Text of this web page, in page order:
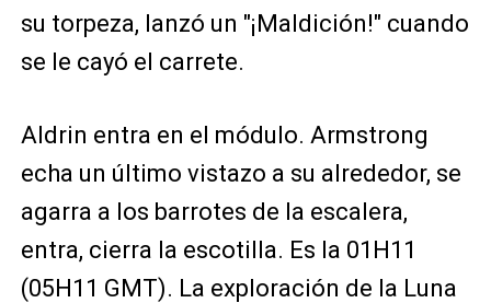
su torpeza, lanzó un "¡Maldición!" cuando
se le cayó el carrete.
Aldrin entra en el módulo. Armstrong
echa un último vistazo a su alrededor, se
agarra a los barrotes de la escalera,
entra, cierra la escotilla. Es la 01H11
(05H11 GMT). La exploración de la Luna